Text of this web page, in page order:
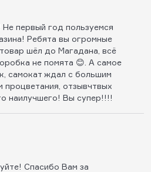
первый год пользуемся
Ребята вы огромные
шёл до Магадана, всё
не помята 😊. А самое
самокат ждал с большим
отзывчтвых
наилучшего! Вы супер!!!!
Спасибо Вам за